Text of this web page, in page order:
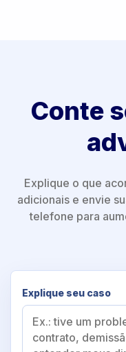
Conte
Explique o que
adicionais e envie
telefone para
Explique seu caso